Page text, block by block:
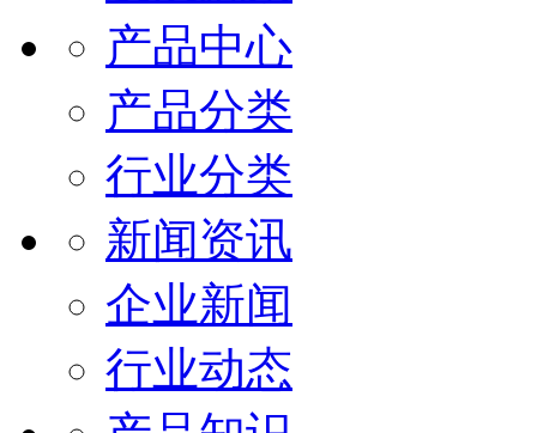
产品中心
产品分类
行业分类
新闻资讯
企业新闻
行业动态